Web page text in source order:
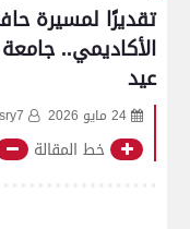
تقديرًا لمسيرة
الأكاديمي..
عيد
24 مايو 2026
خط المقالة